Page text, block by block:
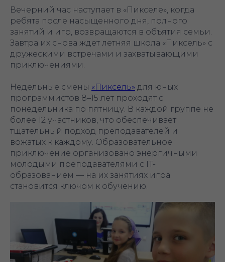
Вечерний час наступает в «Пикселе», когда
ребята после насыщенного дня, полного
занятий и игр, возвращаются в объятия семьи.
Завтра их снова ждет летняя школа «Пиксель» с
дружескими встречами и захватывающими
приключениями.
Недельные смены «Пиксель» для юных
программистов 8–15 лет проходят с
понедельника по пятницу. В каждой группе не
более 12 участников, что обеспечивает
тщательный подход преподавателей и
вожатых к каждому. Образовательное
приключение организовано энергичными
молодыми преподавателями с IT-
образованием — на их занятиях игра
становится ключом к обучению.